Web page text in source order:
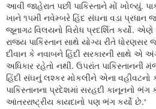
આવી જાહેરાત પછી પાકિસ્તાને મોં ખોલ્યું.
ખાને ૧૫મી નવેમ્બરે હિંદ સંઘના વડા
જૂનાગઢ વિલયનો વિરોધ પ્રદર્શિત કર્યો.
રાજ્ય પાકિસ્તાન સાથે યોગ્ય રીતે ધોરણસર
દીવાન કે નવાબને હિંદી સરકારની સાથે એ
અધિકાર રહેતો નથી. ઉપરાંત પાકિસ્તાનની
હિંદી સંઘનું લશ્કર મોકલીને એના વહીવટનો
પાકિસ્તાનના પ્રદેશમાં સરહદી કાનૂનનો
આંતરરાષ્ટ્રીય કાયદાનો પણ ભંગ કર્યો છે.’